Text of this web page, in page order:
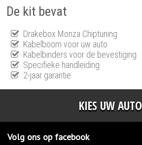
De kit bevat
Drakebox Monza Chiptuning
Kabelboom voor uw auto
Kabelbinders voor de bevestiging
Specifieke handleiding
2-jaar garantie
KIES UW AUTO
Volg ons op facebook